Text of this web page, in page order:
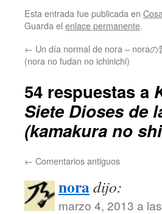
Esta entrada fue publicada en
Guarda el enlace permanente.
← Un día normal de nora – noraの
(nora no fudan no ichinichi)
54 respuestas a
Siete Dioses de
(kamakura no
← Comentarios antiguos
noradijo:
marzo 4, 2013 a